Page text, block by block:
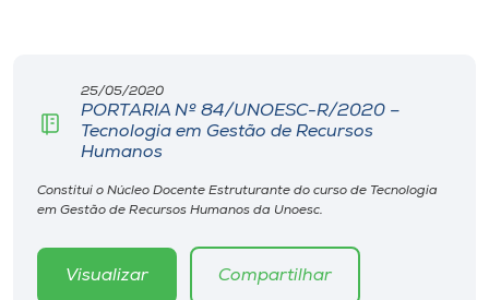
Editora25/05/2020
PORTARIA Nº 84/UNOESC-R/2020 –
Tecnologia em Gestão de Recursos
Humanos
Constitui o Núcleo Docente Estruturante do curso de Tecnologia
em Gestão de Recursos Humanos da Unoesc.
Visualizar Compartilhar